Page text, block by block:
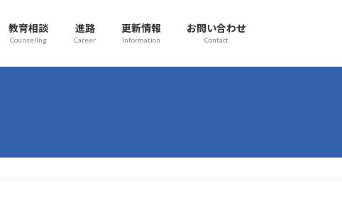
教育相談
Counseling
進路
Career
更新情報
Information
お問い合わせ
Contact